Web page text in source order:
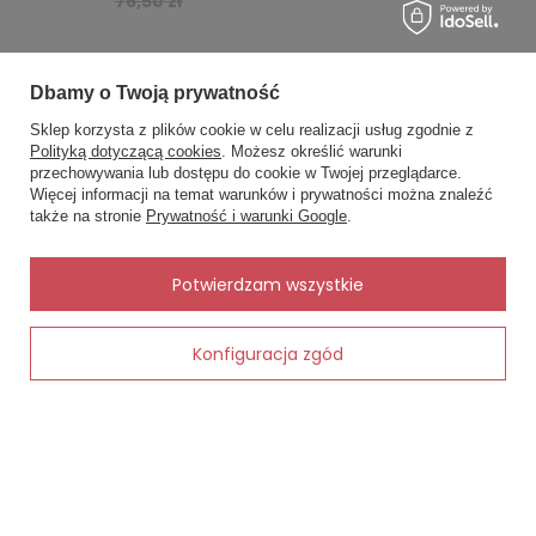
Dodaj do koszyka
XXL OBWÓD BIODER 105 - 109; OBWÓD BIUSTU 98- 101
.
MOJE ZAMÓWIENIE
Śledzenie przesyłki
Chcę zareklamować produkt
Chcę zwrócić produkt
Kontakt
×
✨ Asystent zakupowy
Napisz czego szukasz — pokażę
gotowe propozycje.
Dbamy o Twoją prywatność
Sklep korzysta z plików cookie w celu realizacji usług zgodnie z
Polityką dotyczącą cookies. Możesz określić warunki
przechowywania lub dostępu do cookie w Twojej przeglądarce.
Więcej informacji na temat warunków i prywatności można znaleźć
także na stronie Prywatność i warunki Google.
Konfiguracja zgód
Potwierdzam wszystkie